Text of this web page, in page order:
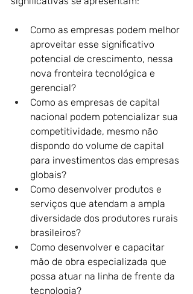
Como as empresas podem melhor
aproveitar esse significativo
potencial de crescimento, nessa
nova fronteira tecnológica e
gerencial?
Como as empresas de capital
nacional podem potencializar sua
competitividade, mesmo não
dispondo do volume de capital
para investimentos das empresas
globais?
Como desenvolver produtos e
serviços que atendam a ampla
diversidade dos produtores rurais
brasileiros?
Como desenvolver e capacitar
mão de obra especializada que
possa atuar na linha de frente da
tecnologia?